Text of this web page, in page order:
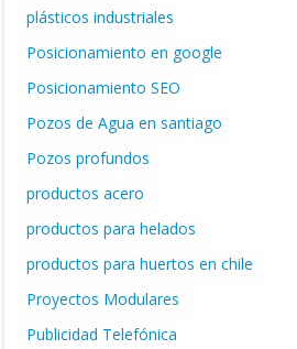
plásticos industriales
Posicionamiento en google
Posicionamiento SEO
Pozos de Agua en santiago
Pozos profundos
productos acero
productos para helados
productos para huertos en chile
Proyectos Modulares
Publicidad Telefónica